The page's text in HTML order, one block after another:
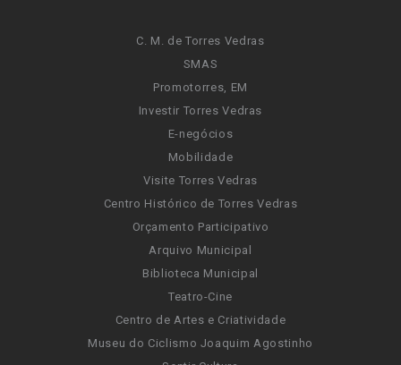
C. M. de Torres Vedras
SMAS
Promotorres, EM
Investir Torres Vedras
E-negócios
Mobilidade
Visite Torres Vedras
Centro Histórico de Torres Vedras
Orçamento Participativo
Arquivo Municipal
Biblioteca Municipal
Teatro-Cine
Centro de Artes e Criatividade
Museu do Ciclismo Joaquim Agostinho